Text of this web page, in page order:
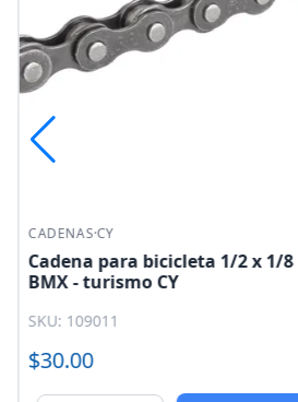
CADENAS·CY
Cadena para bicicleta 1/2 x 1/8
BMX - turismo CY
SKU: 109011
$30.00